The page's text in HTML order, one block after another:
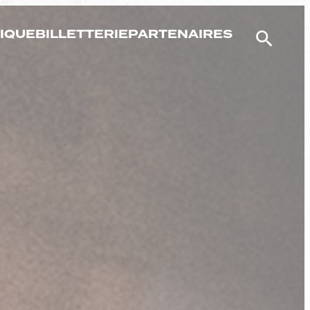
BILLETTERIEPARTENAIRES